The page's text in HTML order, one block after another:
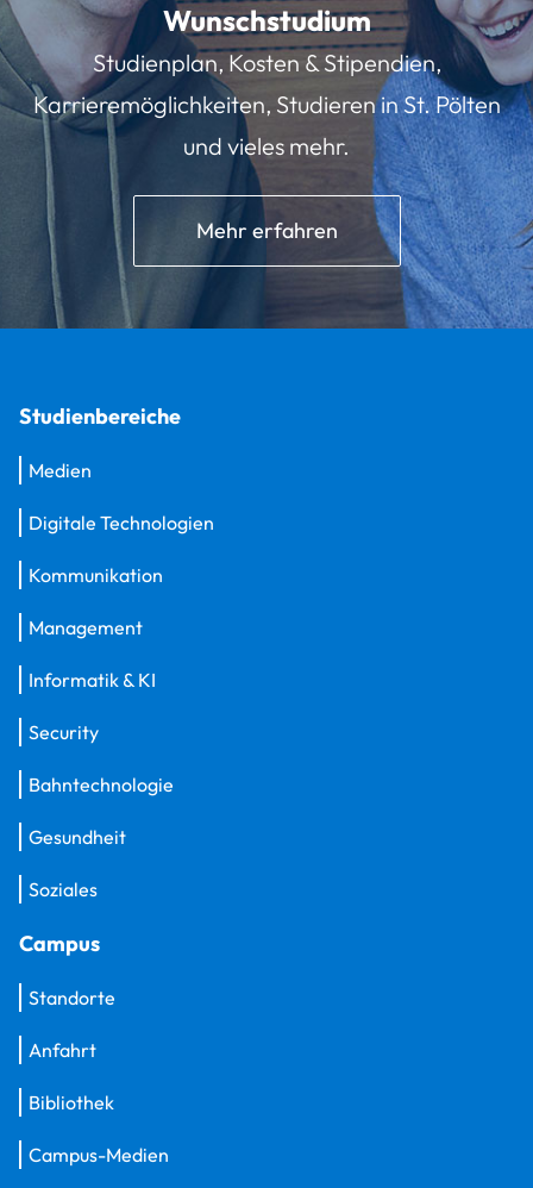
Wunschstudium
Studienplan, Kosten & Stipendien,
Karrieremöglichkeiten, Studieren in St. Pölten
und vieles mehr.
Mehr erfahren
Studienbereiche
Medien
Digitale Technologien
Kommunikation
Management
Informatik & KI
Security
Bahntechnologie
Gesundheit
Soziales
Campus
Standorte
Anfahrt
Bibliothek
Campus-Medien